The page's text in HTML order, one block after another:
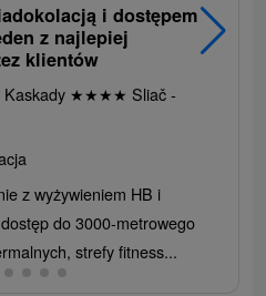
i dostępem
z najlepiej
klientów
★★★★ Sliač -
z wyżywieniem HB i
do 3000-metrowego
strefy fitness...